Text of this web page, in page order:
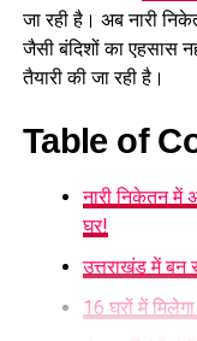
कचहरी कर्मचारी गोविंद
परिवार रह रहे हैं, वो
भवन को काफी नुकसान
प्रशासन से
प्रभावित परिवारों ने
सुरक्षा इंतजाम करने की
वैकल्पिक आवास की
के खतरे का स्थायी
जा रही है। अब नारी
जैसी बंदिशों का एहसास
तैयारी की जा रही है।
Table of
नारी निकेतन में
घर!
उत्तराखंड में बन
16 घरों में